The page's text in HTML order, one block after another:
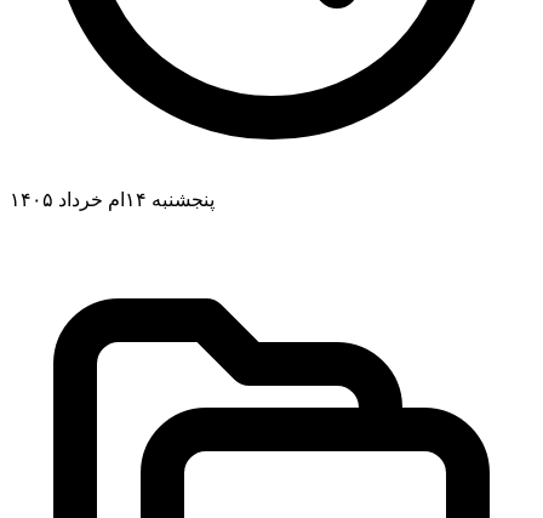
پنجشنبه ۱۴ام خرداد ۱۴۰۵